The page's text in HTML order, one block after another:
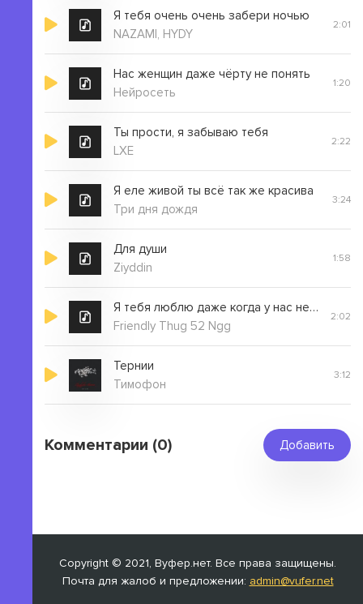
Я тебя очень очень забери ночью
NAZAMI, HYDY
2:01
Нас женщин даже чёрту не понять
Нейросеть
1:20
Ты прости, я забываю тебя
LXE
2:22
Я еле живой ты всё так же красива
Три дня дождя
3:24
Для души
Ziyddin
1:58
Я тебя люблю даже когда у нас не очень всё
Friendly Thug 52 Ngg
2:02
Тернии
Тимофон
3:12
Комментарии (0) Добавить
Copyright © 2021, Вуфер.нет. Все права защищены.
Почта для жалоб и предложении: admin@vufer.net